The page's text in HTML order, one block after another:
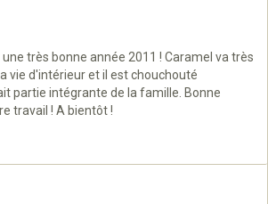
très bonne année 2011 ! Caramel va très
vie d'intérieur et il est chouchouté
partie intégrante de la famille. Bonne
travail ! A bientôt !